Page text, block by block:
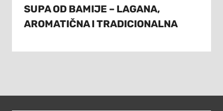
SUPA OD BAMIJE – LAGANA,
AROMATIČNA I TRADICIONALNA